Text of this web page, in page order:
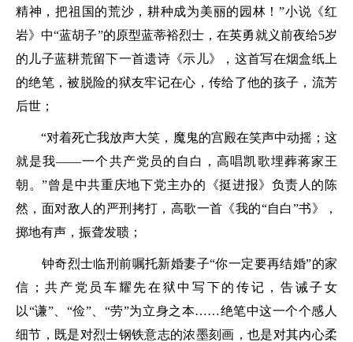
精神，把祖国的荒沙，耕种成为美丽的园林！”小说《红
岩》中“蓝胡子”的原型蓝蒂裕烈士，在英勇就义前夜给5岁
的儿子蓝耕荒留下一首遗诗《示儿》，这首写在烟盒纸上
的绝笔，被脱险的狱友牢记在心，传给了他的孩子，流芳
后世；
“对着死亡我放声大笑，魔鬼的宫殿在笑声中动摇；这
就是我——一个共产党员的自白，高唱凯歌埋葬蒋家王
朝。”曾是中共重庆地下党主办的《挺进报》负责人的陈
然，面对敌人的严刑拷打，高歌一首《我的“自白”书》，
掷地有声，振聋发聩；
钟奇烈士临刑前嘱托新婚妻子“你一定要再结婚”的家
信；共产党员车耀先在狱中写下的传记，告诫子女
以“谦”、“俭”、“劳”为立身之本……绝笔中这一个个感人
细节，既是对烈士钢铁意志的浓墨刻画，也是对其内心柔